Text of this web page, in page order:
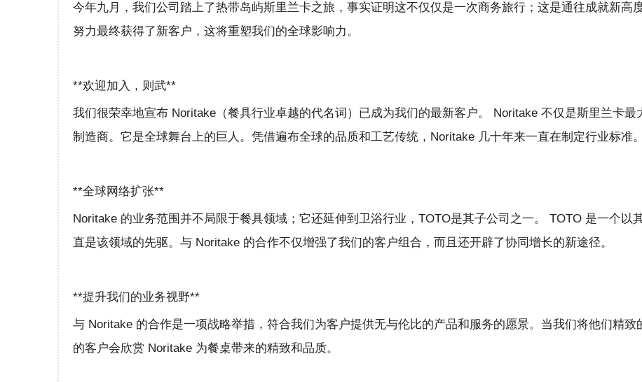
今年九月，我们公司踏上了热带岛屿斯里兰卡之旅，事实证明这不仅仅是一次商务旅行；这是通往成就新高
努力最终获得了新客户，这将重塑我们的全球影响力。
**欢迎加入，则武**
我们很荣幸地宣布 Noritake（餐具行业卓越的代名词）已成为我们的最新客户。 Noritake 不仅是斯里兰卡
制造商。它是全球舞台上的巨人。凭借遍布全球的品质和工艺传统，Noritake 几十年来一直在制定行业标准。
**全球网络扩张**
Noritake 的业务范围并不局限于餐具领域；它还延伸到卫浴行业，TOTO是其子公司之一。 TOTO 是一个以
直是该领域的先驱。与 Noritake 的合作不仅增强了我们的客户组合，而且还开辟了协同增长的新途径。
**提升我们的业务视野**
与 Noritake 的合作是一项战略举措，符合我们为客户提供无与伦比的产品和服务的愿景。当我们将他们精
的客户会欣赏 Noritake 为餐桌带来的精致和品质。